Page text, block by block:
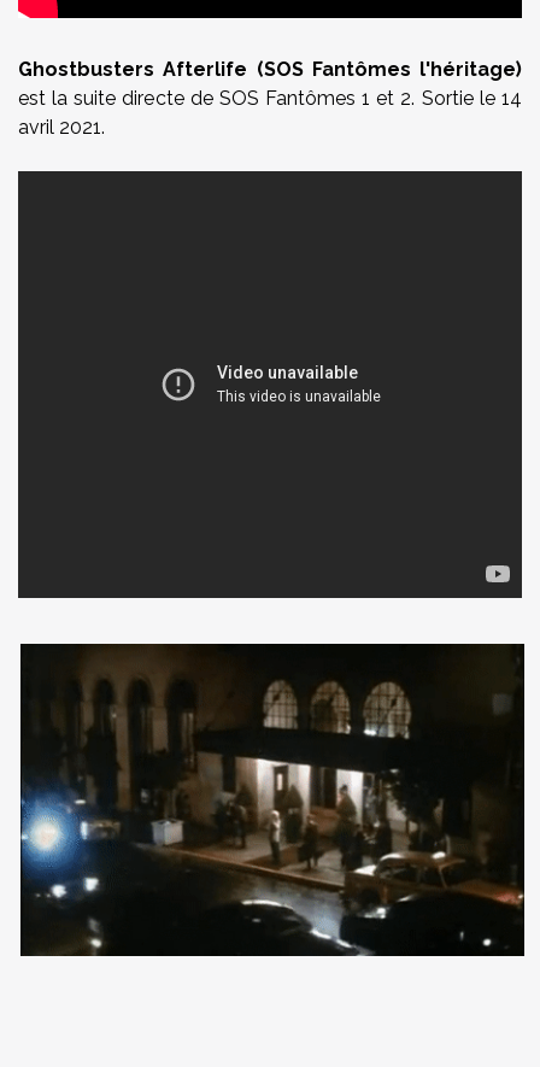
Ghostbusters Afterlife (SOS Fantômes l'héritage)
est la suite directe de SOS Fantômes 1 et 2. Sortie le 14
avril 2021.